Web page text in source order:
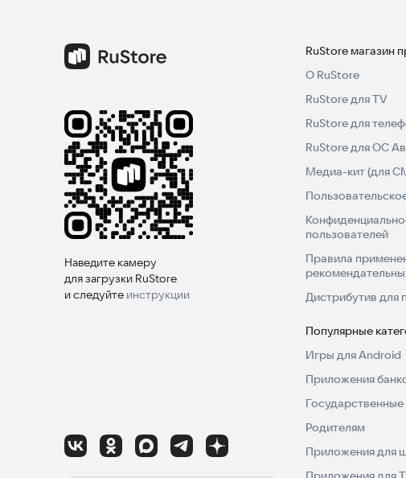
Наведите камеру
для загрузки RuStore
и следуйте инструкции
RuStore магазин
О RuStore
RuStore для TV
RuStore для
RuStore для ОС
Медиа-кит (для
пользователей
Правила
Дистрибутив для
Популярные
Игры для Android
Приложения
Государственные
Родителям
Приложения для